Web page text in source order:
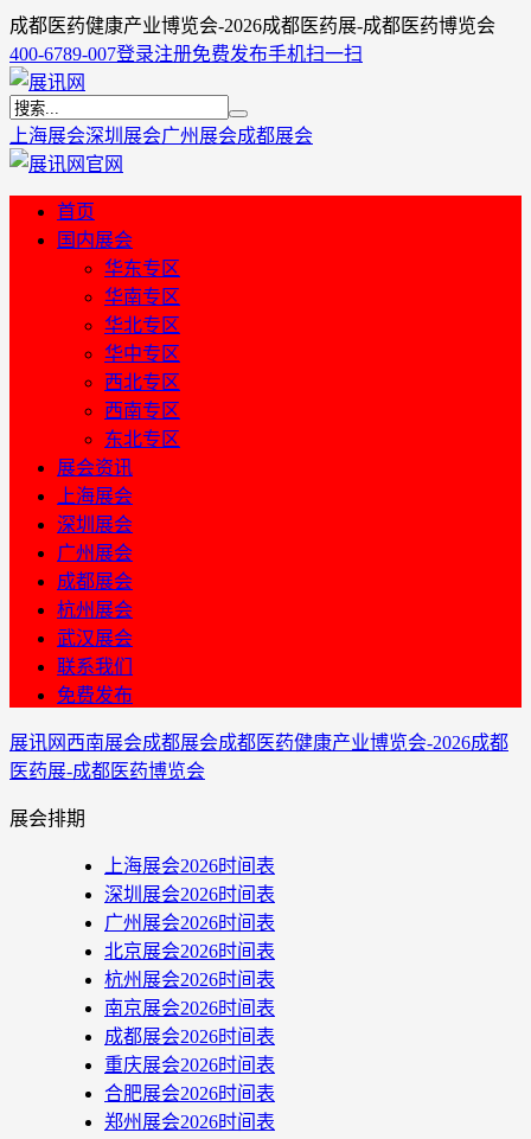
成都医药健康产业博览会-2026成都医药展-成都医药博览会
400-6789-007登录注册免费发布手机扫一扫
上海展会深圳展会广州展会成都展会
首页
国内展会
华东专区
华南专区
华北专区
华中专区
西北专区
西南专区
东北专区
展会资讯
上海展会
深圳展会
广州展会
成都展会
杭州展会
武汉展会
联系我们
免费发布
展讯网 西南展会成都展会成都医药健康产业博览会-2026成都
医药展-成都医药博览会
展会排期
上海展会2026时间表
深圳展会2026时间表
广州展会2026时间表
北京展会2026时间表
杭州展会2026时间表
南京展会2026时间表
成都展会2026时间表
重庆展会2026时间表
合肥展会2026时间表
郑州展会2026时间表